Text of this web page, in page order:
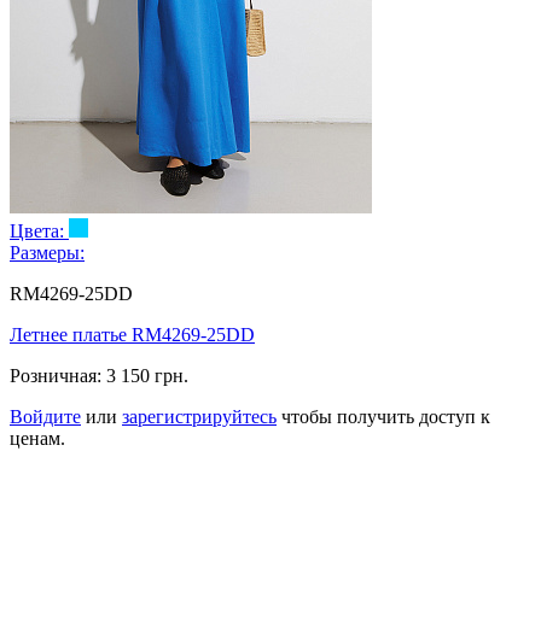
Цвета:
Размеры:
RM4269-25DD
Летнее платье RM4269-25DD
Розничная: 3 150 грн.
Войдите или зарегистрируйтесь чтобы получить доступ к
ценам.